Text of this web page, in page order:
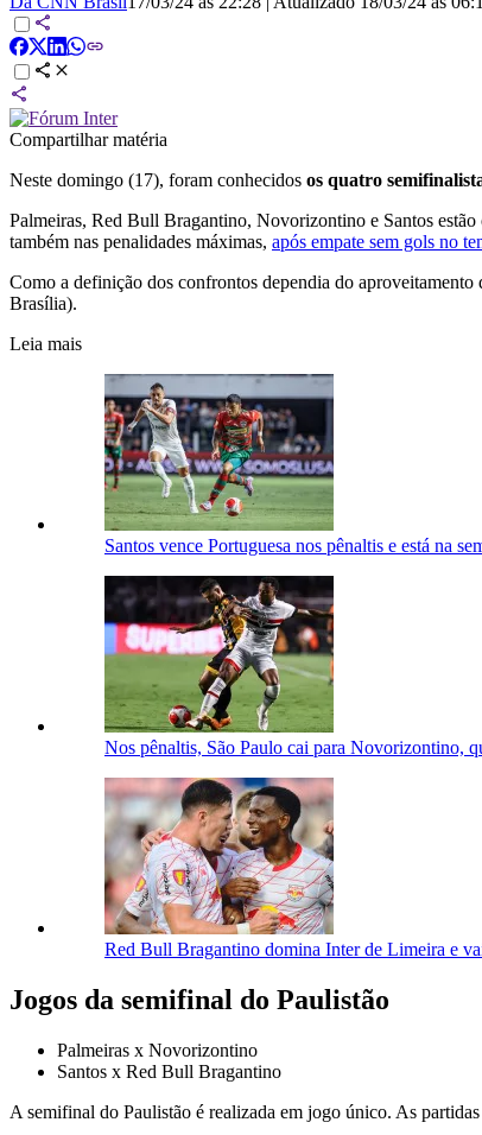
Compartilhar matéria
Neste domingo (17), foram conhecidos os quatro
Palmeiras, Red Bull Bragantino, Novorizontino e Santos estão
também nas penalidades máximas, após empate sem gols no
Como a definição dos confrontos dependia do
Brasília).
Leia mais
Santos vence Portuguesa nos pênaltis e está na
Nos pênaltis, São Paulo cai para Novorizontino,
Red Bull Bragantino domina Inter de Limeira e
Jogos da semifinal do Paulistão
Palmeiras x Novorizontino
Santos x Red Bull Bragantino
A semifinal do Paulistão é realizada em jogo único. As